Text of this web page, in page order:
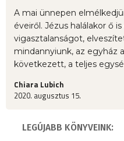
A mai ünnepen
éveiről. Jézus halálakor ő
vigasztalanságot,
mindannyiunk, az egyház
következett, a teljes
Chiara Lubich
2020. augusztus 15.
LEGÚJABB KÖNYVEINK: